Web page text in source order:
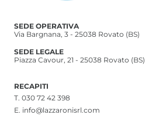
SEDE OPERATIVA
Via Bargnana, 3 - 25038 Rovato (BS)
SEDE LEGALE
Piazza Cavour, 21 - 25038 Rovato (BS)
RECAPITI
T. 030 72 42 398
E. info@lazzaronisrl.com